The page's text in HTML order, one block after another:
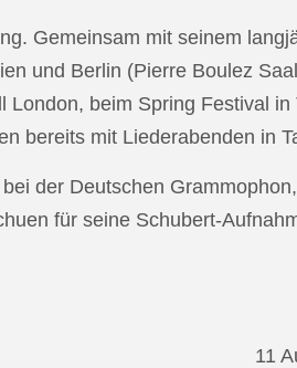
Gemeinsam mit seinem
und Berlin (Pierre Boulez
beim Spring Festival
bereits mit Liederabenden in
der Deutschen
für seine Schubert-
11